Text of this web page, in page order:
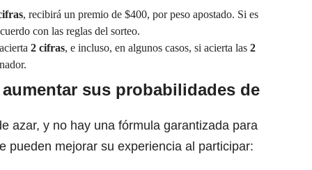
, recibirá un premio de $400, por peso apostado. Si es
con las reglas del sorteo.
2 cifras, e incluso, en algunos casos, si acierta las 2
sus probabilidades de
azar, y no hay una fórmula garantizada para
pueden mejorar su experiencia al participar: